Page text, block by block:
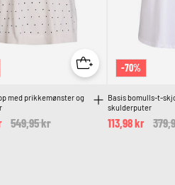
med prikkemønster og
Price reduced from
549,95 krto
-70%
Basis bomulls-t-
skulderputer
113,98 kr